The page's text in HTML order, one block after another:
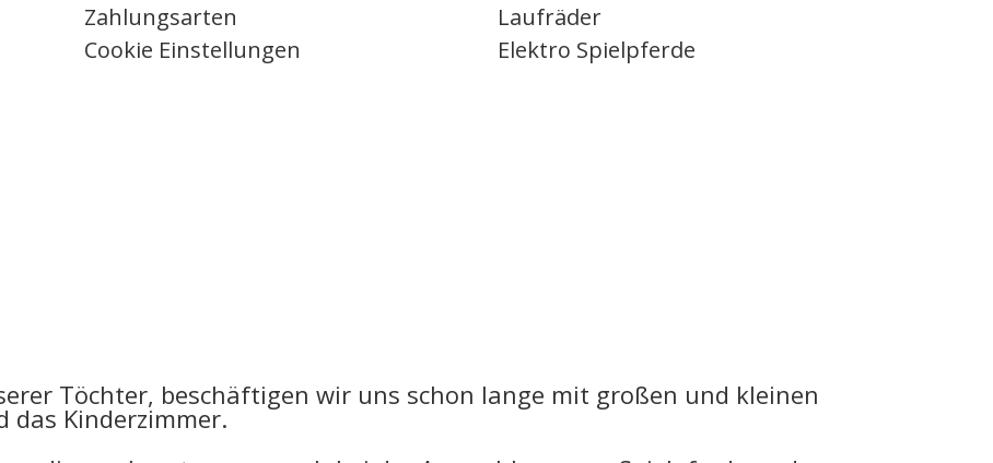
Zahlungsarten
Cookie Einstellungen
Laufräder
Elektro Spielpferde
Töchter, beschäftigen wir uns schon lange mit großen und kleinen
das Kinderzimmer.